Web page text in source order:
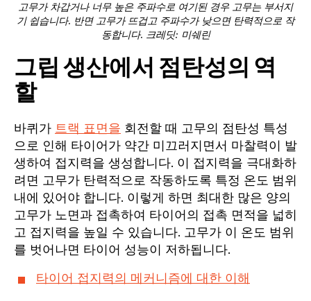
고무가 차갑거나 너무 높은 주파수로 여기된 경우 고무는 부서지
기 쉽습니다. 반면 고무가 뜨겁고 주파수가 낮으면 탄력적으로 작
동합니다. 크레딧: 미쉐린
그립 생산에서 점탄성의 역
할
바퀴가 트랙 표면을 회전할 때 고무의 점탄성 특성
으로 인해 타이어가 약간 미끄러지면서 마찰력이 발
생하여 접지력을 생성합니다. 이 접지력을 극대화하
려면 고무가 탄력적으로 작동하도록 특정 온도 범위
내에 있어야 합니다. 이렇게 하면 최대한 많은 양의
고무가 노면과 접촉하여 타이어의 접촉 면적을 넓히
고 접지력을 높일 수 있습니다. 고무가 이 온도 범위
를 벗어나면 타이어 성능이 저하됩니다.
타이어 접지력의 메커니즘에 대한 이해